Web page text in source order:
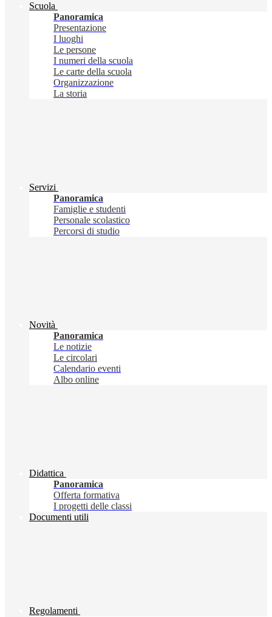
Scuola
Panoramica
Presentazione
I luoghi
Le persone
I numeri della scuola
Le carte della scuola
Organizzazione
La storia
Servizi
Panoramica
Famiglie e studenti
Personale scolastico
Percorsi di studio
Novità
Panoramica
Le notizie
Le circolari
Calendario eventi
Albo online
Didattica
Panoramica
Offerta formativa
I progetti delle classi
Documenti utili
Regolamenti